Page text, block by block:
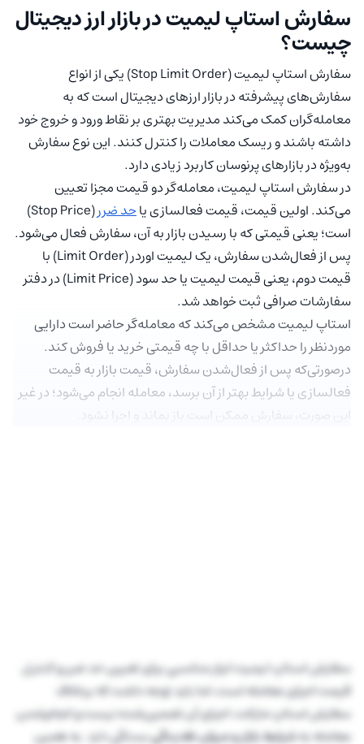
سفارش استاپ لیمیت در بازار ارز دیجیتال
چیست؟
سفارش استاپ لیمیت (Stop Limit Order) یکی از انواع
سفارش‌های پیشرفته در بازار ارزهای دیجیتال است که به
معامله‌گران کمک می‌کند مدیریت بهتری بر نقاط ورود و خروج خود
داشته باشند و ریسک معاملات را کنترل کنند. این نوع سفارش
به‌ویژه در بازارهای پرنوسان کاربرد زیادی دارد.
در سفارش استاپ لیمیت، معامله‌گر دو قیمت مجزا تعیین
می‌کند. اولین قیمت، قیمت فعالسازی یاحد ضرر
(Stop Price)
است؛ یعنی قیمتی که با رسیدن بازار به آن، سفارش فعال می‌شود.
پس از فعال‌شدن سفارش، یک لیمیت اوردر (Limit Order) با
قیمت دوم، یعنی قیمت لیمیت یا حد سود (Limit Price) در دفتر
سفارشات صرافی ثبت خواهد شد.
استاپ لیمیت مشخص می‌کند که معامله‌گر حاضر است دارایی
موردنظر را حداکثر یا حداقل با چه قیمتی خرید یا فروش کند.
درصورتی‌که پس از فعال‌شدن سفارش، قیمت بازار به قیمت
فعالسازی یا شرایط بهتر از آن برسد، معامله انجام می‌شود؛ در غیر
این صورت، سفارش ممکن است باز بماند و اجرا نشود.
سفارش استاپ لیمیت ابزار مناسبی برای تعیین حد ضرر و کنترل
قیمت اجرای معامله است، اما باید توجه داشت که برخلاف
سفارش استاپ مارکت، اجرای آن تضمین‌شده نیست و انجام‌شدن
معامله بهشرایط بازار و میزان نقدینگیبستگی دارد. به همین